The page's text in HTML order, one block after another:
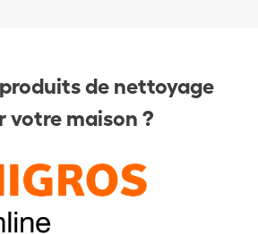
de nettoyage
votre maison ?